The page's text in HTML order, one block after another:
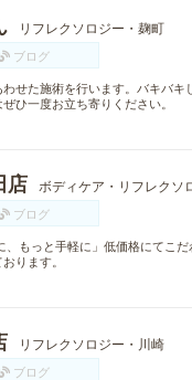
リフレクソロジー・麹町
ブログ
せた施術を行います。バキバ
ひ一度お立ち寄りください。
店 ボディケア・リフレクソ
ブログ
もっと手軽に」低価格にてこ
ります。
リフレクソロジー・川崎
ブログ